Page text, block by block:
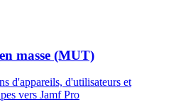
masse (MUT)
d'appareils, d'utilisateurs et
vers Jamf Pro